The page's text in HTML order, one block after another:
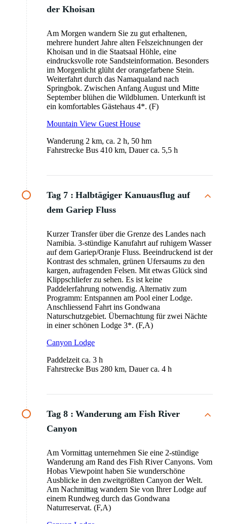
der Khoisan
Am Morgen wandern Sie zu gut erhaltenen,
mehrere hundert Jahre alten Felszeichnungen der
Khoisan und in die Staatsaal Höhle, eine
eindrucksvolle rote Sandsteinformation. Besonders
im Morgenlicht glüht der orangefarbene Stein.
Weiterfahrt durch das Namaqualand nach
Springbok. Zwischen Anfang August und Mitte
September blühen die Wildblumen. Unterkunft ist
ein komfortables Gästehaus 4*. (F)
Mountain View Guest House
Wanderung 2 km, ca. 2 h, 50 hm
Fahrstrecke Bus 410 km, Dauer ca. 5,5 h
Tag 7 : Halbtägiger Kanuausflug auf
dem Gariep Fluss
Kurzer Transfer über die Grenze des Landes nach
Namibia. 3-stündige Kanufahrt auf ruhigem Wasser
auf dem Gariep/Oranje Fluss. Beeindruckend ist der
Kontrast des schmalen, grünen Ufersaums zu den
kargen, aufragenden Felsen. Mit etwas Glück sind
Klippschliefer zu sehen. Es ist keine
Paddelerfahrung notwendig. Alternativ zum
Programm: Entspannen am Pool einer Lodge.
Anschliessend Fahrt ins Gondwana
Naturschutzgebiet. Übernachtung für zwei Nächte
in einer schönen Lodge 3*. (F,A)
Canyon Lodge
Paddelzeit ca. 3 h
Fahrstrecke Bus 280 km, Dauer ca. 4 h
Tag 8 : Wanderung am Fish River
Canyon
Am Vormittag unternehmen Sie eine 2-stündige
Wanderung am Rand des Fish River Canyons. Vom
Hobas Viewpoint haben Sie wunderschöne
Ausblicke in den zweitgrößten Canyon der Welt.
Am Nachmittag wandern Sie von Ihrer Lodge auf
einem Rundweg durch das Gondwana
Naturreservat. (F,A)